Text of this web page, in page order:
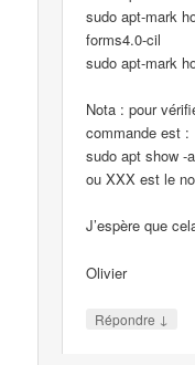
sudo apt-mark
forms4.0-cil
sudo apt-mark
Nota : pour
commande est :
sudo apt show -
ou XXX est le
J’espère que
Olivier
Répondre ↓